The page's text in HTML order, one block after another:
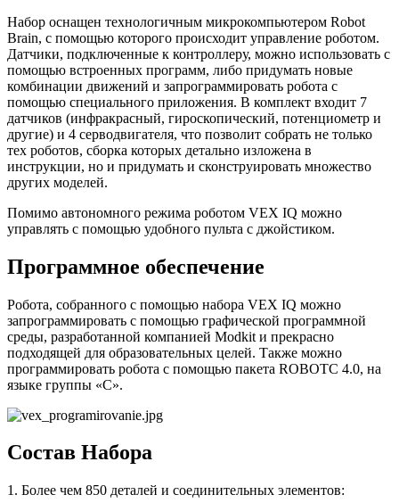
Набор оснащен технологичным микрокомпьютером Robot
Brain, с помощью которого происходит управление роботом.
Датчики, подключенные к контроллеру, можно использовать с
помощью встроенных программ, либо придумать новые
комбинации движений и запрограммировать робота с
помощью специального приложения. В комплект входит 7
датчиков (инфракрасный, гироскопический, потенциометр и
другие) и 4 серводвигателя, что позволит собрать не только
тех роботов, сборка которых детально изложена в
инструкции, но и придумать и сконструировать множество
других моделей.
Помимо автономного режима роботом VEX IQ можно
управлять с помощью удобного пульта с джойстиком.
Программное обеспечение
Робота, собранного с помощью набора VEX IQ можно
запрограммировать с помощью графической программной
среды, разработанной компанией Modkit и прекрасно
подходящей для образовательных целей. Также можно
программировать робота с помощью пакета ROBOTC 4.0, на
языке группы «С».
Состав Набора
1. Более чем 850 деталей и соединительных элементов: